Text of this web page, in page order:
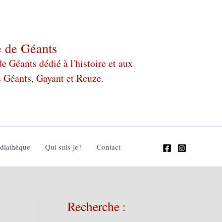
Géants
Géants dédié à l'histoire et aux
Gayant et Reuze.
Qui suis-je? Contact
Recherche :